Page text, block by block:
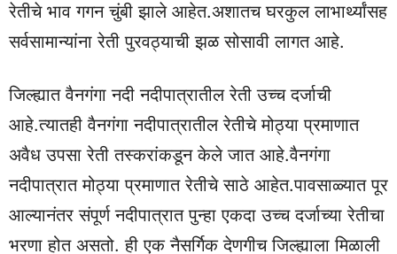
रेतीचे भाव गगन चुंबी झाले आहेत.अशातच घरकुल लाभार्थ्यांसह
सर्वसामान्यांना रेती पुरवठ्याची झळ सोसावी लागत आहे.
जिल्ह्यात वैनगंगा नदी नदीपात्रातील रेती उच्च दर्जाची
आहे.त्यातही वैनगंगा नदीपात्रातील रेतीचे मोठ्या प्रमाणात
अवैध उपसा रेती तस्करांकडून केले जात आहे.वैनगंगा
नदीपात्रात मोठ्या प्रमाणात रेतीचे साठे आहेत.पावसाळ्यात पूर
आल्यानंतर संपूर्ण नदीपात्रात पुन्हा एकदा उच्च दर्जाच्या रेतीचा
भरणा होत असतो. ही एक नैसर्गिक देणगीच जिल्ह्याला मिळाली